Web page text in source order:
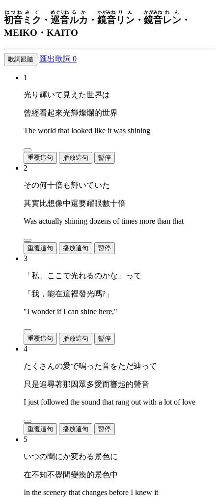
初音
はつね
ミク
みく
・ 巡音
めぐりね
ルカ
るか
・ 鏡音
かがみね
リン
りん
・ 鏡音
かがみね
レン
れん
・
MEIKO・KAITO
歌詞跟隨 匯出歌詞 0
1
光り輝いて見えた世界は
曾經看起來光輝燦爛的世界
The world that looked like it was shining
重覆這句 播放這句 暫停
2
その何十倍も輝いていた
其實比想像中還要耀眼數十倍
Was actually shining dozens of times more than that
重覆這句 播放這句 暫停
3
「私、ここで光れるのかな」って
「我，能在這裡發光嗎?」
"I wonder if I can shine here,"
重覆這句 播放這句 暫停
4
たくさんの愛で鳴った音をただ辿って
只是追尋著那因眾多愛而響起的聲音
I just followed the sound that rang out with a lot of love
重覆這句 播放這句 暫停
5
いつの間にか変わる景色に
在不知不覺間變換的景色中
In the scenery that changes before I knew it